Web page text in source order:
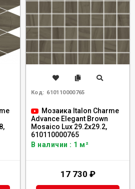
Код: 610110000765
Мозаика Italon Charme
Advance Elegant Brown
Mosaico Lux 29.2x29.2,
610110000765
В наличии : 1 м²
17 730 ₽